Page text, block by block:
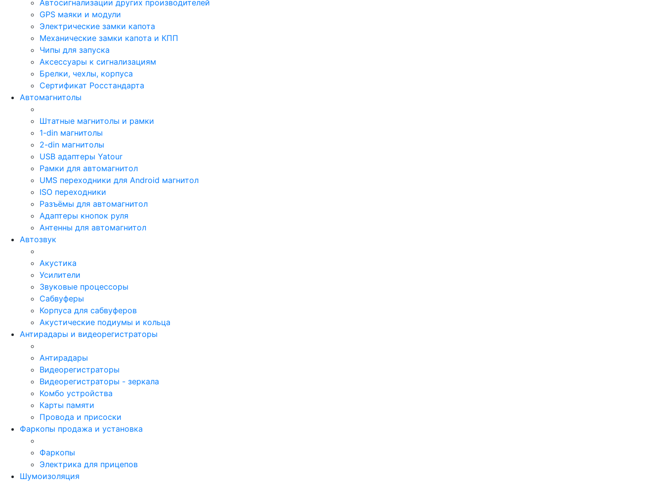
Автосигнализации других производителей
GPS маяки и модули
Электрические замки капота
Механические замки капота и КПП
Чипы для запуска
Аксессуары к сигнализациям
Брелки, чехлы, корпуса
Сертификат Росстандарта
Автомагнитолы
Штатные магнитолы и рамки
1-din магнитолы
2-din магнитолы
USB адаптеры Yatour
Рамки для автомагнитол
UMS переходники для Android магнитол
ISO переходники
Разъёмы для автомагнитол
Адаптеры кнопок руля
Антенны для автомагнитол
Автозвук
Акустика
Усилители
Звуковые процессоры
Сабвуферы
Корпуса для сабвуферов
Акустические подиумы и кольца
Антирадары и видеорегистраторы
Антирадары
Видеорегистраторы
Видеорегистраторы - зеркала
Комбо устройства
Карты памяти
Провода и присоски
Фаркопы продажа и установка
Фаркопы
Электрика для прицепов
Шумоизоляция